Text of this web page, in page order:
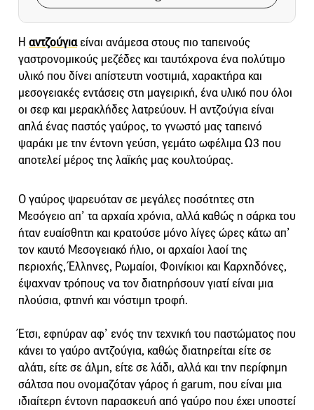
Η αντζούγιαείναι ανάμεσα στους πιο ταπεινούς
γαστρονομικούς μεζέδες και ταυτόχρονα ένα πολύτιμο
υλικό που δίνει απίστευτη νοστιμιά, χαρακτήρα και
μεσογειακές εντάσεις στη μαγειρική, ένα υλικό που όλοι
οι σεφ και μερακλήδες λατρεύουν. Η αντζούγια είναι
απλά ένας παστός γαύρος, το γνωστό μας ταπεινό
ψαράκι με την έντονη γεύση, γεμάτο ωφέλιμα Ω3 που
αποτελεί μέρος της λαϊκής μας κουλτούρας.
Ο γαύρος ψαρευόταν σε μεγάλες ποσότητες στη
Μεσόγειο απ’ τα αρχαία χρόνια, αλλά καθώς η σάρκα του
ήταν ευαίσθητη και κρατούσε μόνο λίγες ώρες κάτω απ’
τον καυτό Μεσογειακό ήλιο, οι αρχαίοι λαοί της
περιοχής, Έλληνες, Ρωμαίοι, Φοινίκιοι και Καρχηδόνες,
έψαχναν τρόπους να τον διατηρήσουν γιατί είναι μια
πλούσια, φτηνή και νόστιμη τροφή.
Έτσι, εφηύραν αφ’ ενός την τεχνική του παστώματος που
κάνει το γαύρο αντζούγια, καθώς διατηρείται είτε σε
αλάτι, είτε σε άλμη, είτε σε λάδι, αλλά και την περίφημη
σάλτσα που ονομαζόταν γάρος ή garum, που είναι μια
ιδιαίτερη έντονη παρασκευή από γαύρο που έχει υποστεί